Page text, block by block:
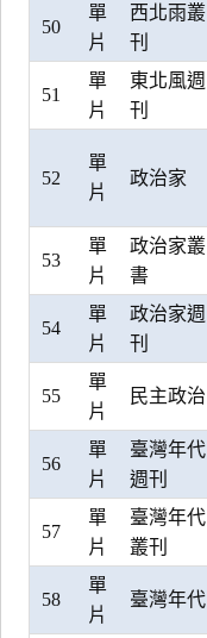
50
單
片
西北雨叢
刊
51
單
片
東北風週
刊
52
單
片
政治家
53
單
片
政治家叢
書
54
單
片
政治家週
刊
55
單
片
民主政治
56
單
片
臺灣年代
週刊
57
單
片
臺灣年代
叢刊
58
單
片
臺灣年代